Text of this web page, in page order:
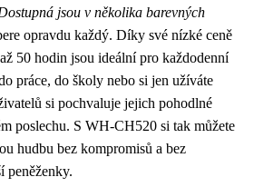
jsou v několika barevných
opravdu každý. Díky své nízké ceně
50 hodin jsou ideální pro každodenní
práce, do školy nebo si jen užíváte
si pochvaluje jejich pohodlné
poslechu. S WH-CH520 si tak můžete
hudbu bez kompromisů a bez
peněženky.